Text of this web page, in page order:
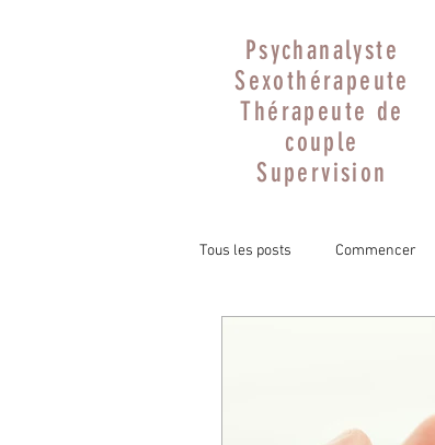
Psychanalyste
Sexothérapeute
Thérapeute de
couple
Supervision
Tous les posts Commencer